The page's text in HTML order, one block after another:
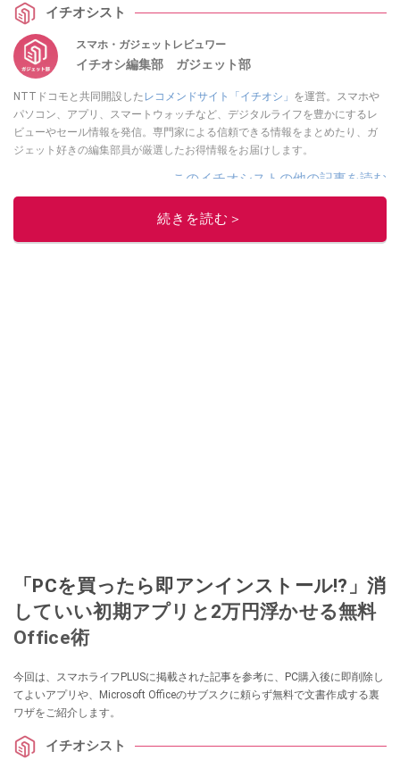
イチオシスト
スマホ・ガジェットレビュワー
イチオシ編集部 ガジェット部
NTTドコモと共同開設した レコメンドサイト「イチオシ」 を運営。スマホや
パソコン、アプリ、スマートウォッチなど、デジタルライフを豊かにするレ
ビューやセール情報を発信。専門家による信頼できる情報をまとめたり、ガ
ジェット好きの編集部員が厳選したお得情報をお届けします。
このイチオシストの他の記事を読む
続きを読む＞
「PCを買ったら即アンインストール!?」消
していい初期アプリと2万円浮かせる無料
Office術
今回は、スマホライフPLUSに掲載された記事を参考に、PC購入後に即削除し
てよいアプリや、Microsoft Officeのサブスクに頼らず無料で文書作成する裏
ワザをご紹介します。
イチオシスト